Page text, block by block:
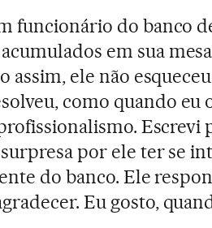
funcionário do banco
em sua
assim, ele não
como quando eu
Escrevi
por ele ter se
do banco. Ele
Eu gosto,